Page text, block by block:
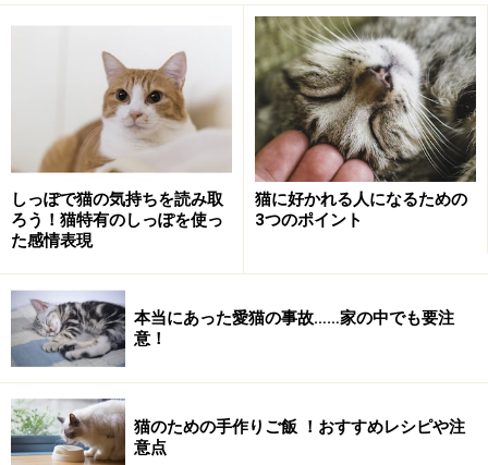
男性が今でもオスの三毛を探しているのかなぁと想像す
ると、少し切なくなります。
＜目次＞
三毛のオスが生まれる確率は？
オス猫に希少なカラーとは？
オス三毛が生まれにくい理由はオレンジの遺伝子に
オスの三毛猫が生まれるのは染色体異常!?
世間に知られているオス三毛さん
三毛のオスが生まれる確率は？
しっぽで猫の気持ちを読み取
ろう！猫特有のしっぽを使っ
た感情表現
猫に好かれる人になるための
3つのポイント
本当にあった愛猫の事故……家の中でも要注
意！
猫のための手作りご飯 ！おすすめレシピや注
意点